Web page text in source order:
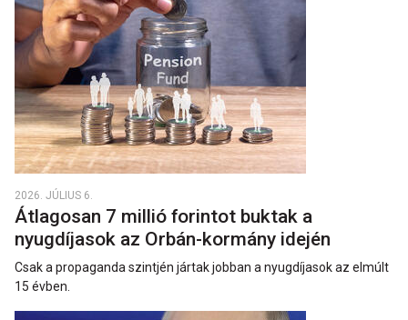
2026. JÚLIUS 6.
Átlagosan 7 millió forintot buktak a
nyugdíjasok az Orbán-kormány idején
Csak a propaganda szintjén jártak jobban a nyugdíjasok az elmúlt
15 évben.